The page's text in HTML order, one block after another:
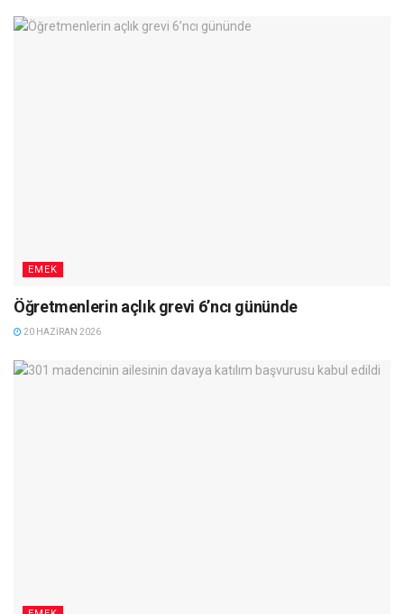
EMEK
Öğretmenlerin açlık grevi 6’ncı gününde
20 HAZIRAN 2026